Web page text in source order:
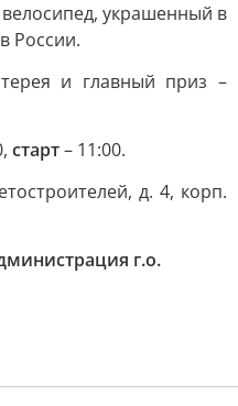
украшенный в
России.
и главный приз –
старт– 11:00.
д. 4, корп.
г.о.